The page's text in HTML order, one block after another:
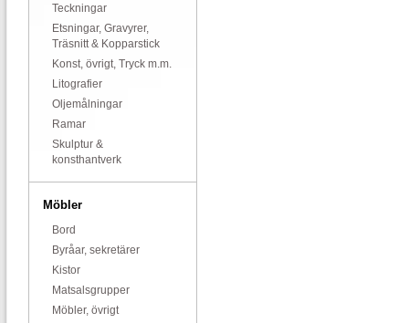
Teckningar
Etsningar, Gravyrer,
Träsnitt & Kopparstick
Konst, övrigt, Tryck m.m.
Litografier
Oljemålningar
Ramar
Skulptur &
konsthantverk
Möbler
Bord
Byråar, sekretärer
Kistor
Matsalsgrupper
Möbler, övrigt